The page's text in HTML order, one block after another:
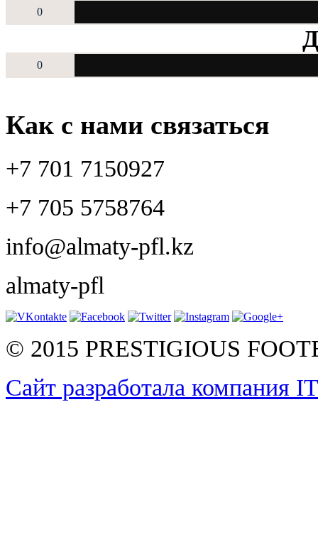
0
0
Как с нами связаться
+7 701 7150927
+7 705 5758764
info@almaty-pfl.kz
almaty-pfl
© 2015 PRESTIGIOUS
Сайт разработала компания